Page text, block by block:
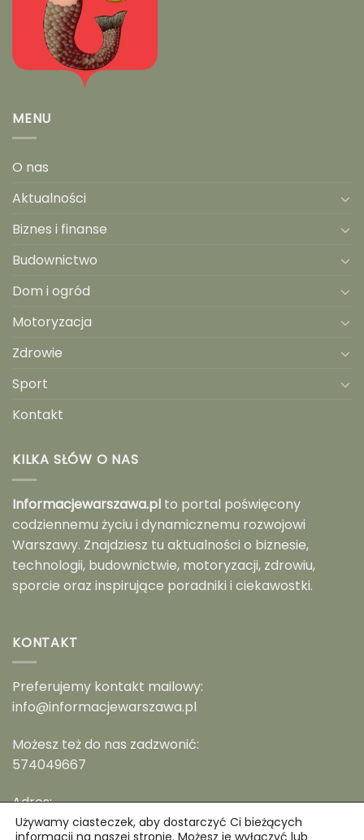
MENU
O nas
Aktualności
Biznes i finanse
Budownictwo
Dom i ogród
Motoryzacja
Zdrowie
Sport
Kontakt
KILKA SŁÓW O NAS
Informacjewarszawa.pl to portal poświęcony
codziennemu życiu i dynamicznemu rozwojowi
Warszawy. Znajdziesz tu aktualności o biznesie,
technologii, budownictwie, motoryzacji, zdrowiu,
sporcie oraz inspirujące poradniki i ciekawostki.
KONTAKT
Preferujemy kontakt mailowy:
info@informacjewarszawa.pl
Możesz też do nas zadzwonić:
574049667
Adres:
Warszawa, ul. Kościuszki 11
Używamy ciasteczek, aby dostarczyć Ci bieżących
informacji na naszej stronie. Możesz je wyłączyć lub